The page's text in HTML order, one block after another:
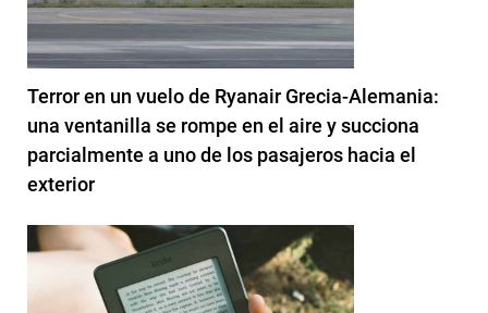
Terror en un vuelo de Ryanair Grecia-Alemania:
una ventanilla se rompe en el aire y succiona
parcialmente a uno de los pasajeros hacia el
exterior